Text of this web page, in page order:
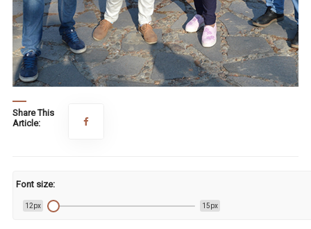
Share This
Article:
Font size:
12px 15px